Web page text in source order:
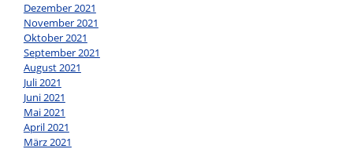
Dezember 2021
November 2021
Oktober 2021
September 2021
August 2021
Juli 2021
Juni 2021
Mai 2021
April 2021
März 2021